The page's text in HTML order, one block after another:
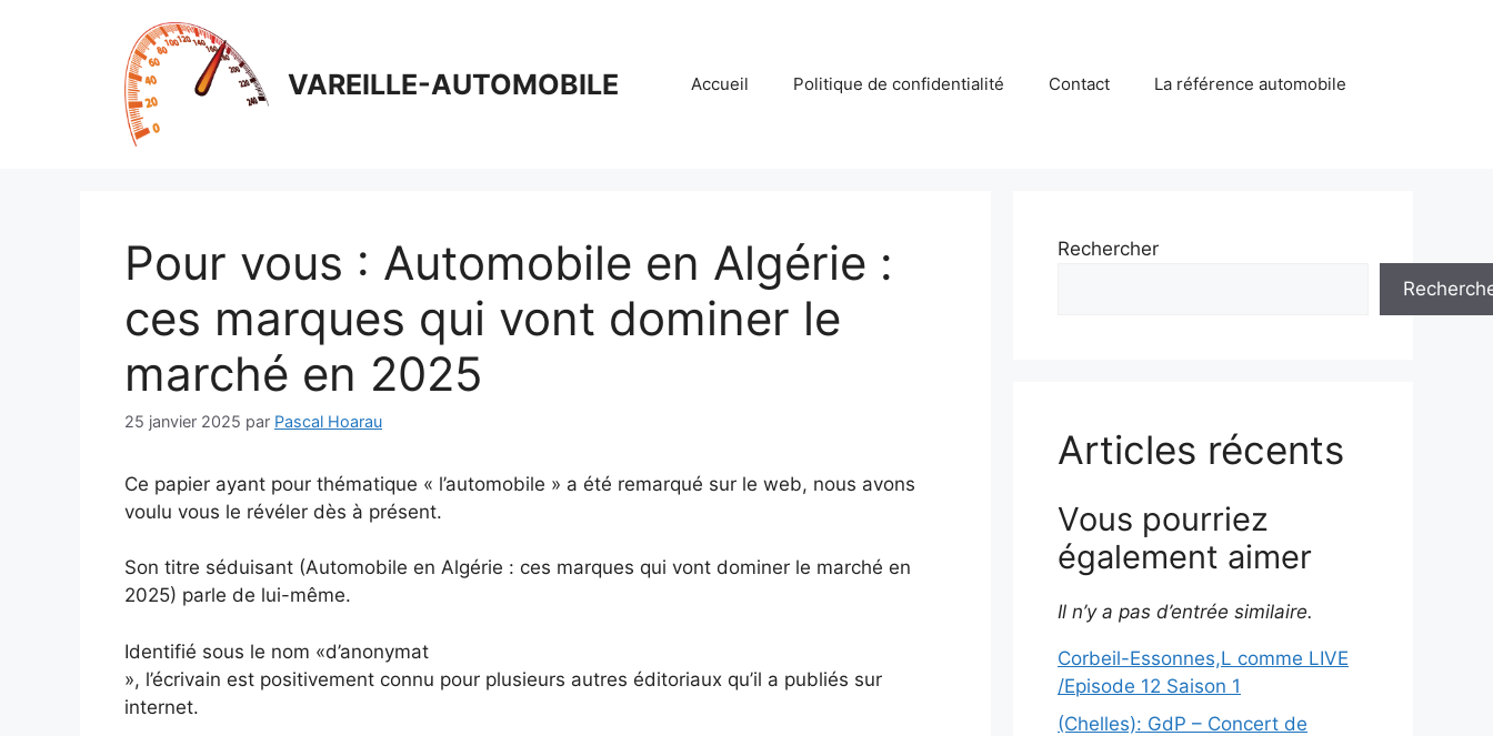
VAREILLE-AUTOMOBILE Accueil Politique de confidentialité Contact La référence automobile
Pour vous : Automobile en Algérie :
ces marques qui vont dominer le
marché en 2025
25 janvier 2025 par Pascal Hoarau
Ce papier ayant pour thématique « l’automobile » a été remarqué sur le web, nous avons
voulu vous le révéler dès à présent.
Son titre séduisant (Automobile en Algérie : ces marques qui vont dominer le marché en
2025) parle de lui-même.
Identifié sous le nom «d’anonymat
», l’écrivain est positivement connu pour plusieurs autres éditoriaux qu’il a publiés sur
internet.
Rechercher
Articles récents
Vous pourriez
également aimer
Il n’y a pas d’entrée similaire.
Corbeil-Essonnes,L comme LIVE
/Episode 12 Saison 1
(Chelles): GdP – Concert de